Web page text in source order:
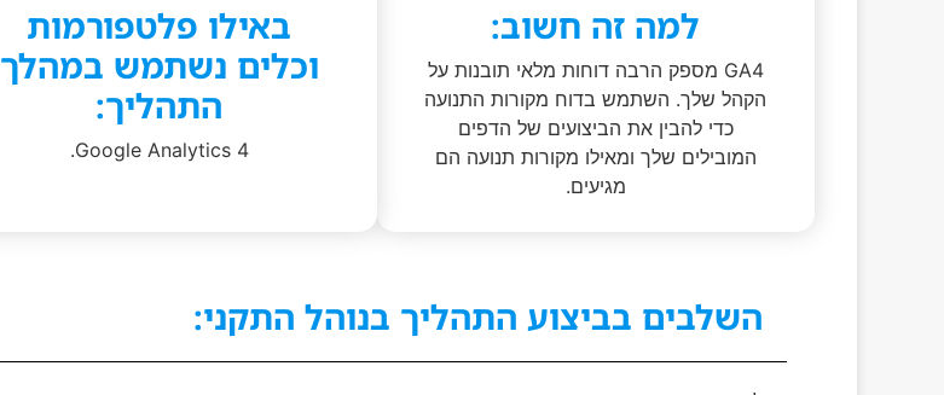
למה זה חשוב:
GA4 מספק הרבה דוחות מלאי תובנות על
הקהל שלך. השתמש בדוח מקורות התנועה
כדי להבין את הביצועים של הדפים
המובילים שלך ומאילו מקורות תנועה הם
מגיעים.
באילו פלטפורמות
וכלים נשתמש במהלך
התהליך:
Google Analytics 4.
השלבים בביצוע התהליך בנוהל התקני: